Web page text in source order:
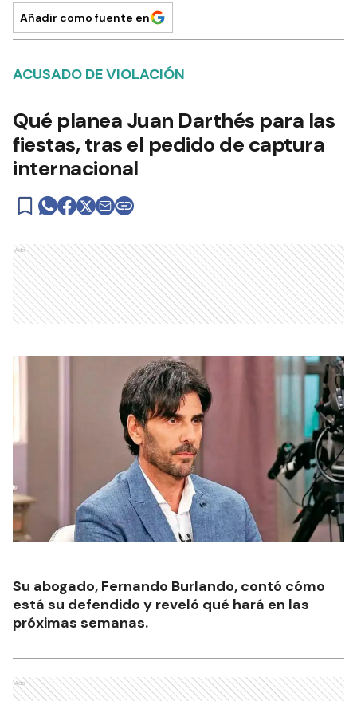
Añadir como fuente en
ACUSADO DE VIOLACIÓN
Qué planea Juan Darthés para las
fiestas, tras el pedido de captura
internacional
Ads
Su abogado, Fernando Burlando, contó cómo
está su defendido y reveló qué hará en las
próximas semanas.
Ads